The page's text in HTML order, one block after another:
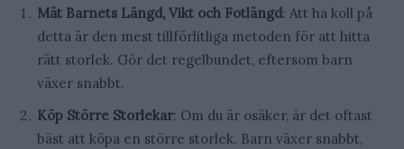
Mät Barnets Längd, Vikt och Fotlängd: Att ha koll på
detta är den mest tillförlitliga metoden för att hitta
rätt storlek. Gör det regelbundet, eftersom barn
växer snabbt.
Köp Större Storlekar: Om du är osäker, är det oftast
bäst att köpa en större storlek. Barn växer snabbt,